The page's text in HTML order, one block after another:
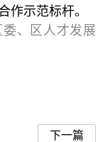
作示范标杆。
、区人才发展
下一篇